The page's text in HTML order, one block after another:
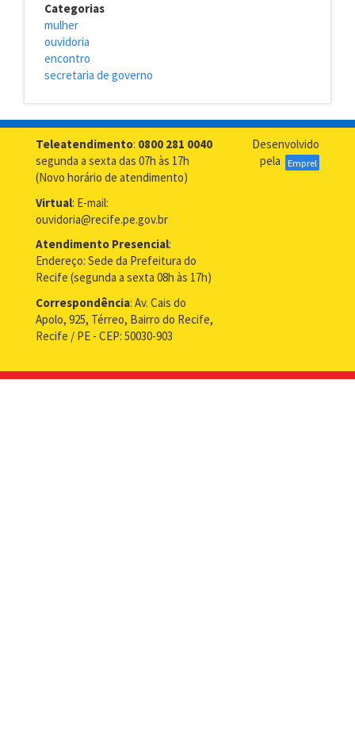
Categorias
mulher
ouvidoria
encontro
secretaria de governo
Teleatendimento: 0800 281 0040
segunda a sexta das 07h às 17h
(Novo horário de atendimento)
Virtual: E-mail:
ouvidoria@recife.pe.gov.br
Atendimento Presencial:
Endereço: Sede da Prefeitura do
Recife (segunda a sexta 08h às 17h)
Correspondência: Av. Cais do
Apolo, 925, Térreo, Bairro do Recife,
Recife / PE - CEP: 50030-903
Desenvolvido
pela
Emprel